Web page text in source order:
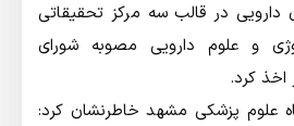
دارویی در قالب سه مرکز تحقیقاتی
و علوم دارویی مصوبه شورای
اخذ کرد.
علوم پزشکی مشهد خاطرنشان کرد: